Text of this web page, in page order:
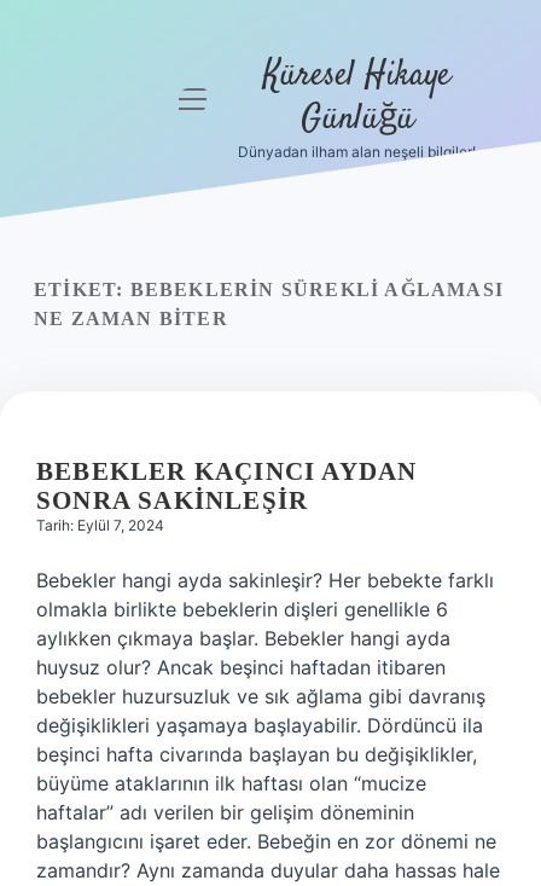
Yasal Uyarı
menüyü
Küresel Hikaye
Günlüğü
Dünyadan ilham alan neşeli bilgiler!
ETIKET: BEBEKLERIN SÜREKLI AĞLAMASI
NE ZAMAN BITER
BEBEKLER KAÇINCI AYDAN
SONRA SAKINLEŞIR
Tarih: Eylül 7, 2024
Bebekler hangi ayda sakinleşir? Her bebekte farklı
olmakla birlikte bebeklerin dişleri genellikle 6
aylıkken çıkmaya başlar. Bebekler hangi ayda
huysuz olur? Ancak beşinci haftadan itibaren
bebekler huzursuzluk ve sık ağlama gibi davranış
değişiklikleri yaşamaya başlayabilir. Dördüncü ila
beşinci hafta civarında başlayan bu değişiklikler,
büyüme ataklarının ilk haftası olan “mucize
haftalar” adı verilen bir gelişim döneminin
başlangıcını işaret eder. Bebeğin en zor dönemi ne
zamandır? Aynı zamanda duyular daha hassas hale